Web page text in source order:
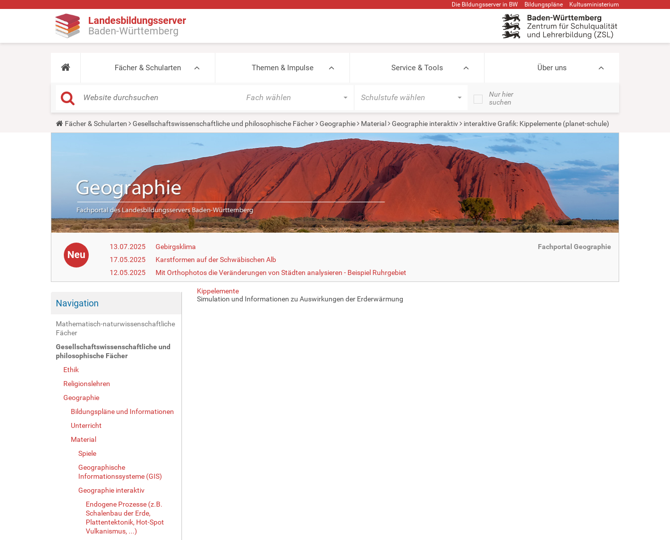
Die Bildungsserver in BW Bildungspläne Kultusministerium
Landesbildungsserver
Baden-Württemberg
Fächer & Schularten Themen & Impulse Service & Tools Über uns
Fach wählen Schulstufe wählen
Nur hier
suchen
Y
o
Fächer & Schularten Gesellschaftswissenschaftliche und philosophische Fächer Geographie Material Geographie interaktiv interaktive Grafik: Kippelemente (planet-schule)
Neu
13.07.2025
Gebirgsklima
17.05.2025
Karstformen auf der Schwäbischen Alb
12.05.2025
Mit Orthophotos die Veränderungen von Städten analysieren - Beispiel Ruhrgebiet
Fachportal Geographie
Navigation
Mathematisch-naturwissenschaftliche
Fächer
Gesellschaftswissenschaftliche und
philosophische Fächer
Ethik
Religionslehren
Geographie
Bildungspläne und Informationen
Unterricht
Material
Spiele
Geographische
Informationssysteme (GIS)
Geographie interaktiv
Endogene Prozesse (z.B.
Schalenbau der Erde,
Plattentektonik, Hot-Spot
Vulkanismus, ...)
Kippelemente
Simulation und Informationen zu Auswirkungen der Erderwärmung